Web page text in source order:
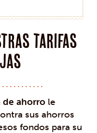
tarifas
de ahorro le
sus ahorros
fondos para su